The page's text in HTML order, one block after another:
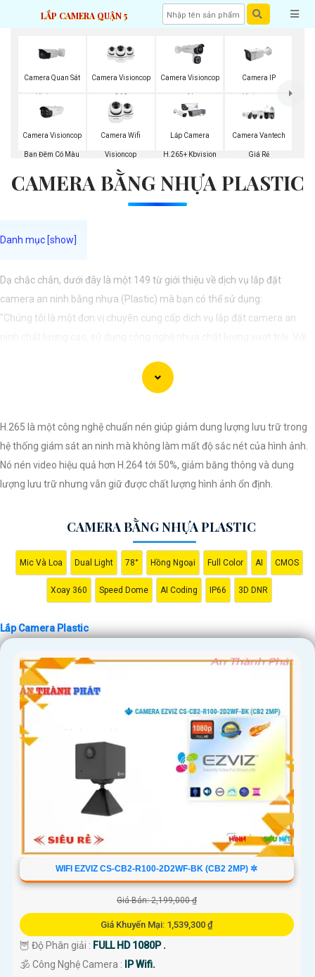
LẮP CAMERA QUẬN 5
Camera Quan Sát
Visioncop
Camera Visioncop
360
Camera Visioncop
Al
Camera IP
Visioncop
Camera Visioncop
Ban Đêm Có Màu
Camera Wifi
Visioncop
Lắp Camera
H.265+ Kbvision
Camera Vantech
Giá Rẻ
CAMERA BẰNG NHỰA PLASTIC
Dạ chắc chắn, dưới đây là một 149 từ giới thiệu về dịch vụ lắp đặt
camera an ninh bằng nhựa (Plastic) mà bạn có thể sử dụng:
"Chúng tôi là một đơn vị chuyên cung cấp dịch vụ lắp đặt camera an
khách hàng sự an tâm và yên tâm về an ninh tại mọi không gian. Hệ
thống camera nhựa của chúng An Thành Phát Không chỉ mang lại hình
hiệu quả. Đến với chúng tôi, quý khách sẽ được tư vấn kỹ lưỡng và lựa
chọn giải pháp an ninh tốt nhất cho gia đình, cửa hàng hoặc doanh
nghiệp của mình. Hãy để chúng tôi giúp bạn bảo vệ mọi khoảnh khắc
quan trọng."
H.265 là một công nghệ chuẩn nén giúp giảm dung lượng lưu trữ trong
hệ thống giám sát an ninh mà không làm mất độ sắc nét của hình ảnh.
Nó nén video hiệu quả hơn H.264 tới 50%, giảm băng thông và dung
lượng lưu trữ nhưng vẫn giữ được chất lượng hình ảnh ổn định.
CAMERA BẰNG NHỰA PLASTIC
Mic Và Loa Dual Light 78° Hồng Ngoại Full Color AI CMOS
Xoay 360 Speed Dome AI Coding IP66 3D DNR
Lắp Camera Plastic
WIFI EZVIZ CS-CB2-R100-2D2WF-BK (CB2 2MP) ✲
Giá Bán: 2,199,000 ₫
Giá Khuyến Mại: 1,539,300 ₫
🦉 Độ Phân giải : FULL HD 1080P .
🕉️ Công Nghệ Camera :
IP Wifi.